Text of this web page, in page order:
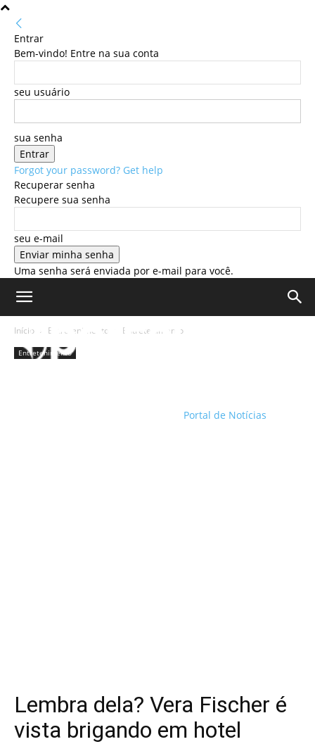
Entrar
Bem-vindo! Entre na sua conta
seu usuário
sua senha
Forgot your password? Get help
Recuperar senha
Recupere sua senha
seu e-mail
Uma senha será enviada por e-mail para você.
Portal de Notícias
Início Entretenimento Entretenimento
Entretenimento
Lembra dela? Vera Fischer é
vista brigando em hotel